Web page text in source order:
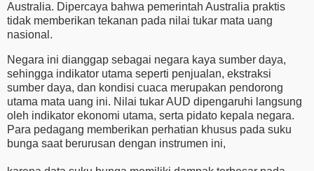
Australia. Dipercaya bahwa pemerintah Australia praktis
tidak memberikan tekanan pada nilai tukar mata uang
nasional.
Negara ini dianggap sebagai negara kaya sumber daya,
sehingga indikator utama seperti penjualan, ekstraksi
sumber daya, dan kondisi cuaca merupakan pendorong
utama mata uang ini. Nilai tukar AUD dipengaruhi langsung
oleh indikator ekonomi utama, serta pidato kepala negara.
Para pedagang memberikan perhatian khusus pada suku
bunga saat berurusan dengan instrumen ini,